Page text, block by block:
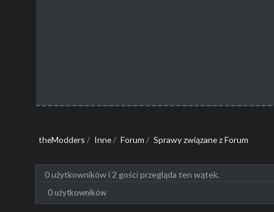
theModders / Inne/ Forum / Sprawy związane z Forum
0 użytkowników i 2 gości przegląda ten wątek.
0 użytkowników